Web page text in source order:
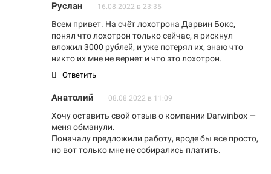
Руслан 16.08.2022 в 23:35
Всем привет. На счёт лохотрона Дарвин Бокс,
понял что лохотрон только сейчас, я рискнул
вложил 3000 рублей, и уже потерял их, знаю что
никто их мне не вернет и что это лохотрон.
Ответить
Анатолий 08.08.2022 в 11:09
Хочу оставить свой отзыв о компании Darwinbox —
меня обманули.
Поначалу предложили работу, вроде бы все просто,
но вот только мне не собирались платить.